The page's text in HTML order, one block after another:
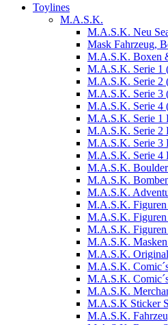
Toylines
M.A.S.K.
M.A.S.K. Neu
Mask Fahrzeug,
M.A.S.K. Boxen
M.A.S.K. Serie 1
M.A.S.K. Serie 2
M.A.S.K. Serie 3
M.A.S.K. Serie 4
M.A.S.K. Serie 1
M.A.S.K. Serie 2
M.A.S.K. Serie 3
M.A.S.K. Serie 4
M.A.S.K.
M.A.S.K.
M.A.S.K.
M.A.S.K.
M.A.S.K. Figuren
M.A.S.K. Figuren
M.A.S.K.
M.A.S.K.
M.A.S.K.
M.A.S.K.
M.A.S.K.
M.A.S.K Sticker
M.A.S.K.